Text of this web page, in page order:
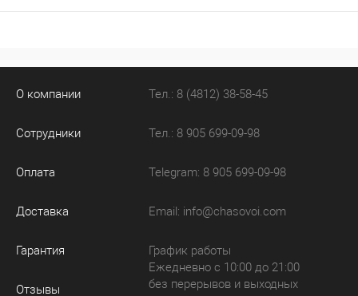
О компании
Сотрудники
Оплата
Доставка
Гарантия
Отзывы
Тел.: 8 (4812) 38-58-45
Тел.: 8 905 699-09-98
Telegram: 8 905 699-09-98
Email: info@chasovoi.com
График работы
Ежедневно с 10:00 до 21:00
без перерывов и выходных